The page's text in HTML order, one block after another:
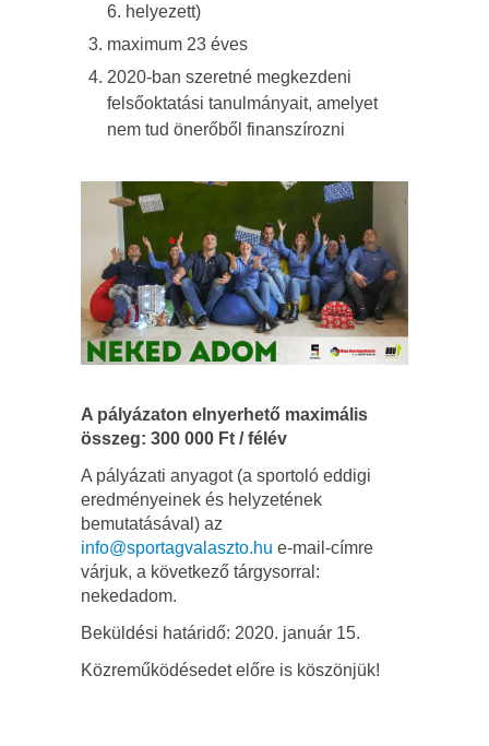
6. helyezett)
maximum 23 éves
2020-ban szeretné megkezdeni
felsőoktatási tanulmányait, amelyet
nem tud önerőből finanszírozni
A pályázaton elnyerhető maximális
összeg: 300 000 Ft / félév
A pályázati anyagot (a sportoló eddigi
eredményeinek és helyzetének
bemutatásával) az
info@sportagvalaszto.hu e-mail-címre
várjuk, a következő tárgysorral:
nekedadom.
Beküldési határidő: 2020. január 15.
Közreműködésedet előre is köszönjük!